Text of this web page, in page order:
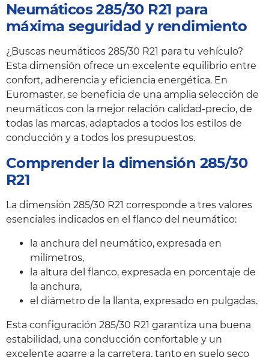
Neumáticos 285/30 R21 para
máxima seguridad y rendimiento
¿Buscas neumáticos 285/30 R21 para tu vehículo?
Esta dimensión ofrece un excelente equilibrio entre
confort, adherencia y eficiencia energética. En
Euromaster, se beneficia de una amplia selección de
neumáticos con la mejor relación calidad-precio, de
todas las marcas, adaptados a todos los estilos de
conducción y a todos los presupuestos.
Comprender la dimensión 285/30
R21
La dimensión 285/30 R21 corresponde a tres valores
esenciales indicados en el flanco del neumático:
la anchura del neumático, expresada en
milímetros,
la altura del flanco, expresada en porcentaje de
la anchura,
el diámetro de la llanta, expresado en pulgadas.
Esta configuración 285/30 R21 garantiza una buena
estabilidad, una conducción confortable y un
excelente agarre a la carretera, tanto en suelo seco